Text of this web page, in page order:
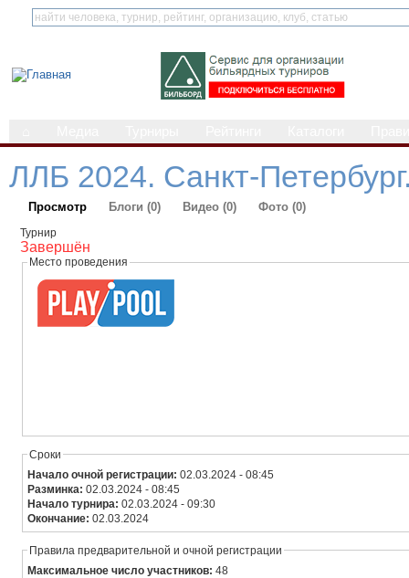
ЛЛБ 2024. Санкт-
Просмотр Блоги (0) Видео (0) Фото (0)
Турнир
Завершён
Место проведения
Сроки
Начало очной регистрации:02.03.2024 - 08:45
Разминка:02.03.2024 - 08:45
Начало турнира:02.03.2024 - 09:30
Окончание:02.03.2024
Правила предварительной и очной регистрации
Максимальное число участников:48